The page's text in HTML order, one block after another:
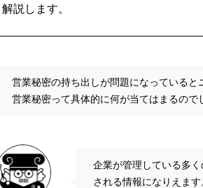
説します。
営業秘密の持ち出しが問題になっていると
営業秘密って具体的に何が当てはまるので
企業が管理している多
される情報になりえま